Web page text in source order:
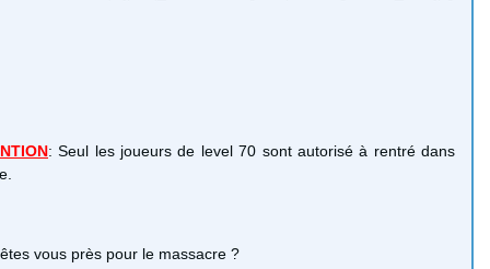
: Seul les joueurs de level 70 sont autorisé à rentré dans
vous près pour le massacre ?